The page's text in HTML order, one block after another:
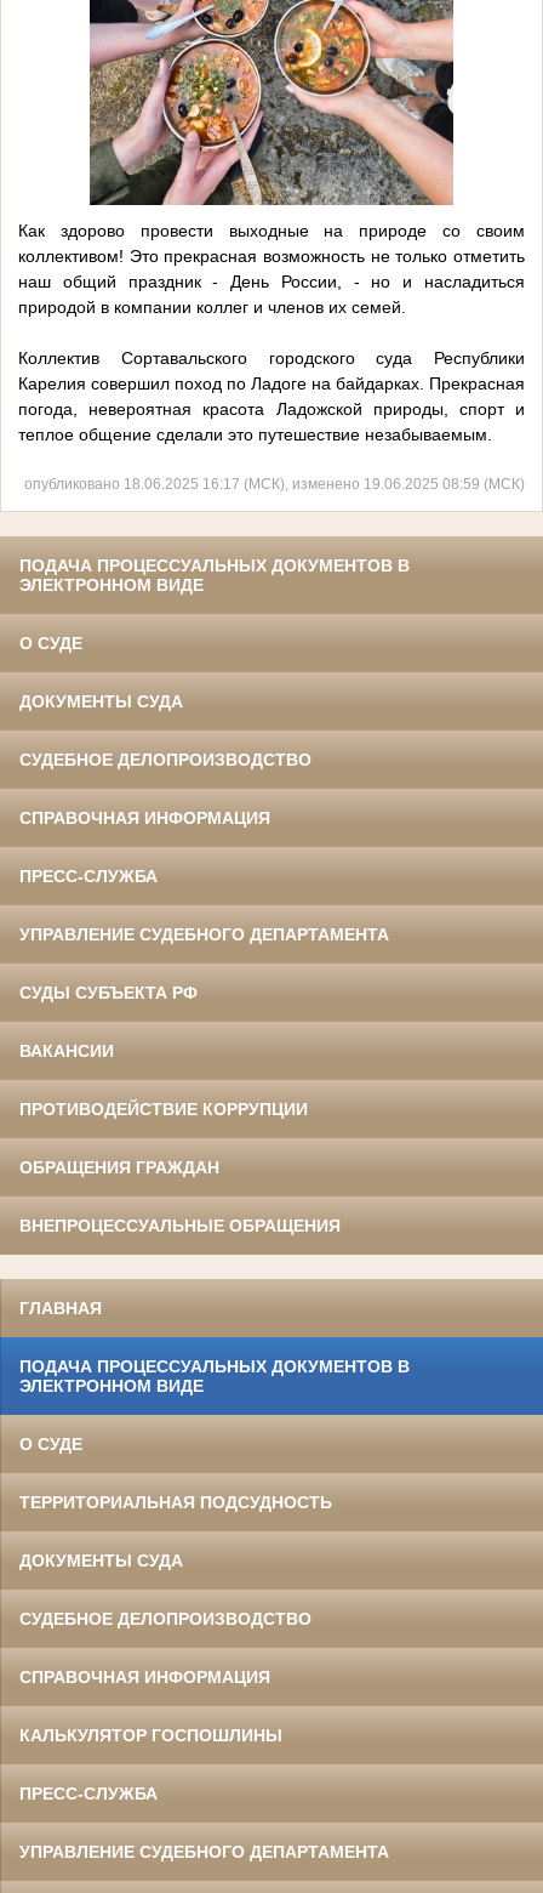
Как здорово провести выходные на природе со своим
коллективом! Это прекрасная возможность не только отметить
наш общий праздник - День России, - но и насладиться
природой в компании коллег и членов их семей.
Коллектив Сортавальского городского суда Республики
Карелия совершил поход по Ладоге на байдарках. Прекрасная
погода, невероятная красота Ладожской природы, спорт и
теплое общение сделали это путешествие незабываемым.
опубликовано 18.06.2025 16:17 (МСК), изменено 19.06.2025 08:59 (МСК)
ПОДАЧА ПРОЦЕССУАЛЬНЫХ ДОКУМЕНТОВ В
ЭЛЕКТРОННОМ ВИДЕ
О СУДЕ
ДОКУМЕНТЫ СУДА
СУДЕБНОЕ ДЕЛОПРОИЗВОДСТВО
СПРАВОЧНАЯ ИНФОРМАЦИЯ
ПРЕСС-СЛУЖБА
УПРАВЛЕНИЕ СУДЕБНОГО ДЕПАРТАМЕНТА
СУДЫ СУБЪЕКТА РФ
ВАКАНСИИ
ПРОТИВОДЕЙСТВИЕ КОРРУПЦИИ
ОБРАЩЕНИЯ ГРАЖДАН
ВНЕПРОЦЕССУАЛЬНЫЕ ОБРАЩЕНИЯ
ГЛАВНАЯ
ПОДАЧА ПРОЦЕССУАЛЬНЫХ ДОКУМЕНТОВ В
ЭЛЕКТРОННОМ ВИДЕ
О СУДЕ
ТЕРРИТОРИАЛЬНАЯ ПОДСУДНОСТЬ
ДОКУМЕНТЫ СУДА
СУДЕБНОЕ ДЕЛОПРОИЗВОДСТВО
СПРАВОЧНАЯ ИНФОРМАЦИЯ
КАЛЬКУЛЯТОР ГОСПОШЛИНЫ
ПРЕСС-СЛУЖБА
УПРАВЛЕНИЕ СУДЕБНОГО ДЕПАРТАМЕНТА